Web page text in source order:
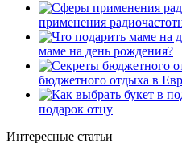
применения
маме на день рождения?
бюджетного отдыха в
подарок отцу
Интересные статьи